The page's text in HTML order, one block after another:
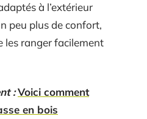
à l’extérieur
peu plus de confort,
les ranger facilement
:Voici comment
en bois